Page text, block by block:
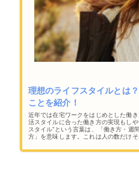
理想のライフスタイルとは
ことを紹介！
近年では在宅ワークをはじめとした働
活スタイルに合った働き方の実現もし
スタイル”という言葉は、「働き方・週
方」を意味します。これは人の数だけ
スタイル迷子”の方に向けて、どんな“